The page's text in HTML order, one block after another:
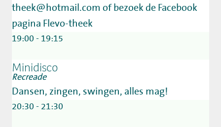
theek@hotmail.com of bezoek de Facebook
pagina Flevo-theek
19:00 - 19:15
Minidisco
Recreade
Dansen, zingen, swingen, alles mag!
20:30 - 21:30